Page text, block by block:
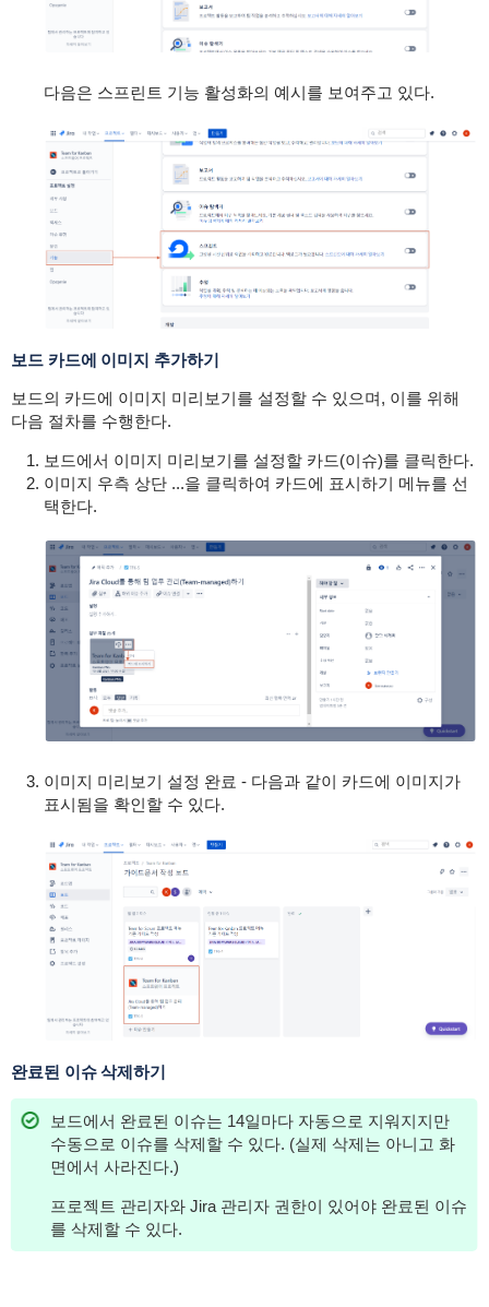
다음은 스프린트 기능 활성화의 예시를 보여주고 있다.
보드 카드에 이미지 추가하기
보드의 카드에 이미지 미리보기를 설정할 수 있으며, 이를 위해
다음 절차를 수행한다.
보드에서 이미지 미리보기를 설정할 카드(이슈)를 클릭한다.
이미지 우측 상단 ...을 클릭하여 카드에 표시하기 메뉴를 선
택한다.
이미지 미리보기 설정 완료 - 다음과 같이 카드에 이미지가
표시됨을 확인할 수 있다.
완료된 이슈 삭제하기
보드에서 완료된 이슈는 14일마다 자동으로 지워지지만
수동으로 이슈를 삭제할 수 있다. (실제 삭제는 아니고 화
면에서 사라진다.)
프로젝트 관리자와 Jira 관리자 권한이 있어야 완료된 이슈
를 삭제할 수 있다.